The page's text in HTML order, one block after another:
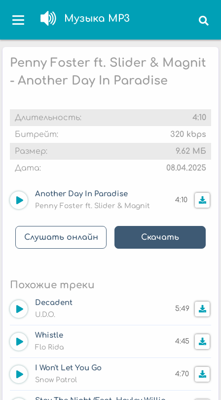
Музыка MP3
Penny Foster ft. Slider & Magnit
- Another Day In Paradise
Длительность:
4:10
Битрейт:
320 kbps
Размер:
9.62 МБ
Дата:
08.04.2025
Another Day In Paradise
Penny Foster ft. Slider & Magnit
4:10
Слушать онлайн Скачать
Похожие треки
Decadent
U.D.O.
5:49
Whistle
Flo Rida
4:45
I Won't Let You Go
Snow Patrol
4:70